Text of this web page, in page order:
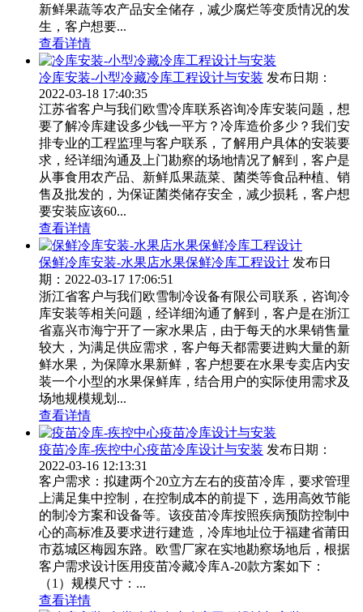
新鲜果蔬等农产品安全储存，减少腐烂等变质情况的发
生，客户想要...
查看详情
冷库安装-小型冷藏冷库工程设计与安装 发布日期：
2022-03-18 17:40:35
江苏省客户与我们欧雪冷库联系咨询冷库安装问题，想
要了解冷库建设多少钱一平方？冷库造价多少？我们安
排专业的工程监理与客户联系，了解用户具体的安装要
求，经详细沟通及上门勘察的场地情况了解到，客户是
从事食用农产品、新鲜瓜果蔬菜、菌类等食品种植、销
售及批发的，为保证菌类储存安全，减少损耗，客户想
要安装应该60...
查看详情
保鲜冷库安装-水果店水果保鲜冷库工程设计 发布日
期：2022-03-17 17:06:51
浙江省客户与我们欧雪制冷设备有限公司联系，咨询冷
库安装等相关问题，经详细沟通了解到，客户是在浙江
省嘉兴市海宁开了一家水果店，由于每天的水果销售量
较大，为满足供应需求，客户每天都需要进购大量的新
鲜水果，为保障水果新鲜，客户想要在水果专卖店内安
装一个小型的水果保鲜库，结合用户的实际使用需求及
场地规模规划...
查看详情
疫苗冷库-疾控中心疫苗冷库设计与安装 发布日期：
2022-03-16 12:13:31
客户需求：拟建两个20立方左右的疫苗冷库，要求管理
上满足集中控制，在控制成本的前提下，选用高效节能
的制冷方案和设备等。该疫苗冷库按照疾病预防控制中
心的高标准及要求进行建造，冷库地址位于福建省莆田
市荔城区梅园东路。欧雪厂家在实地勘察场地后，根据
客户需求设计医用疫苗冷藏冷库A-20款方案如下：
（1）规模尺寸：...
查看详情